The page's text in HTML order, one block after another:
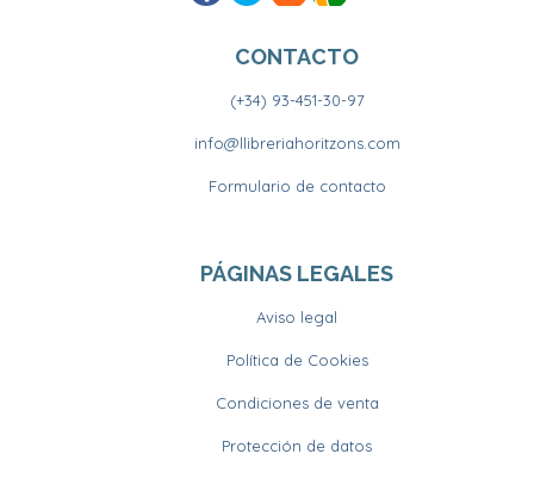
CONTACTO
(+34) 93-451-30-97
info@llibreriahoritzons.com
Formulario de contacto
PÁGINAS LEGALES
Aviso legal
Política de Cookies
Condiciones de venta
Protección de datos